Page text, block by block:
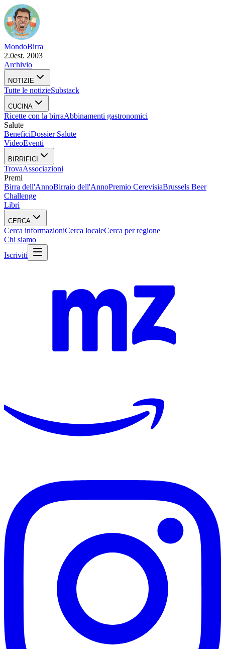
MondoBirra
2.0est. 2003
Archivio
NOTIZIE
Tutte le notizieSubstack
CUCINA
Ricette con la birraAbbinamenti gastronomici
Salute
BeneficiDossier Salute
VideoEventi
BIRRIFICI
TrovaAssociazioni
Premi
Birra dell'AnnoBirraio dell'AnnoPremio CerevisiaBrussels Beer
Challenge
Libri
CERCA
Cerca informazioniCerca localeCerca per regione
Chi siamo
Iscriviti